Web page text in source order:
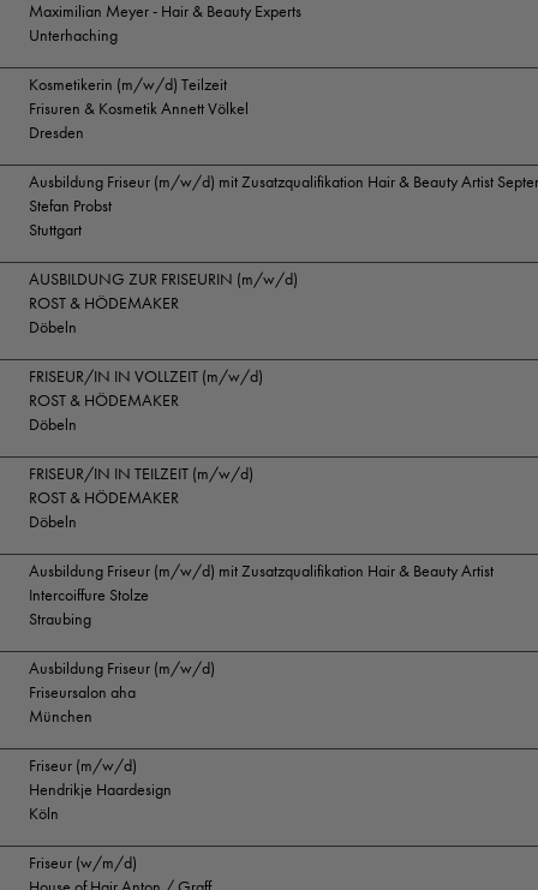
Maximilian Meyer - Hair & Beauty Experts
Unterhaching
Kosmetikerin (m/w/d) Teilzeit
Frisuren & Kosmetik Annett Völkel
Dresden
Ausbildung Friseur (m/w/d) mit Zusatzqualifikation Hair & Beauty Artist
Stefan Probst
Stuttgart
AUSBILDUNG ZUR FRISEURIN (m/w/d)
ROST & HÖDEMAKER
Döbeln
FRISEUR/IN IN VOLLZEIT (m/w/d)
ROST & HÖDEMAKER
Döbeln
FRISEUR/IN IN TEILZEIT (m/w/d)
ROST & HÖDEMAKER
Döbeln
Ausbildung Friseur (m/w/d) mit Zusatzqualifikation Hair & Beauty Artist
Intercoiffure Stolze
Straubing
Ausbildung Friseur (m/w/d)
Friseursalon aha
München
Friseur (m/w/d)
Hendrikje Haardesign
Köln
Friseur (w/m/d)